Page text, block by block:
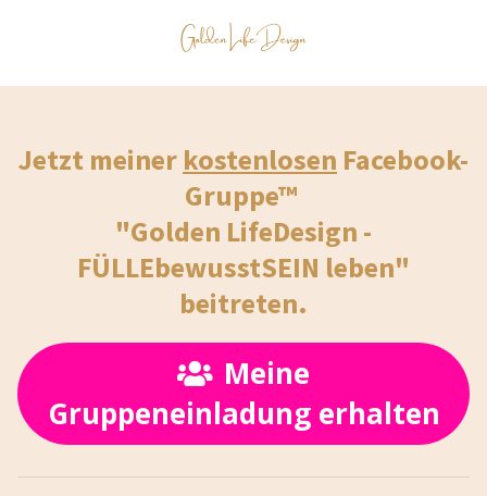
Jetzt meiner kostenlosen Facebook-
Gruppe™
"Golden LifeDesign -
FÜLLEbewusstSEIN leben"
beitreten.
Meine
Gruppeneinladung erhalten